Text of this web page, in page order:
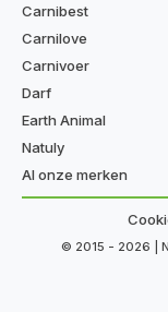
Carnibest
Carnilove
Carnivoer
Darf
Earth Animal
Natuly
Al onze merken
© 2015 - 2026 |